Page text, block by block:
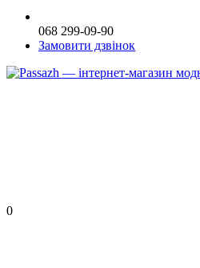
068 299-09-90
Замовити дзвінок
0